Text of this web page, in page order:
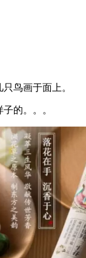
鸟画于面上。
的。。。